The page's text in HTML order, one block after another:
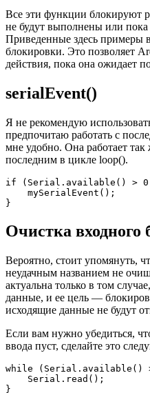
Все эти функции блокируют
не будут выполнены или
Приведенные здесь примеры
блокировки. Это позволяет
действия, пока она ожидает
serialEvent()
Я не рекомендую
предпочитаю работать с
мне удобно. Она работает
последним в цикле loop().
if ( Serial. available ( ) > 0
    mySerialEvent
( ) ;
}
Очистка входного
Вероятно, стоит упомянуть,
неудачным названием не
актуальна только в том
данные, и ее цель —
исходящие данные не будут
Если вам нужно убедиться,
ввода пуст, сделайте это
while ( Serial. available ( )
    Serial.
read ( ) ;
}